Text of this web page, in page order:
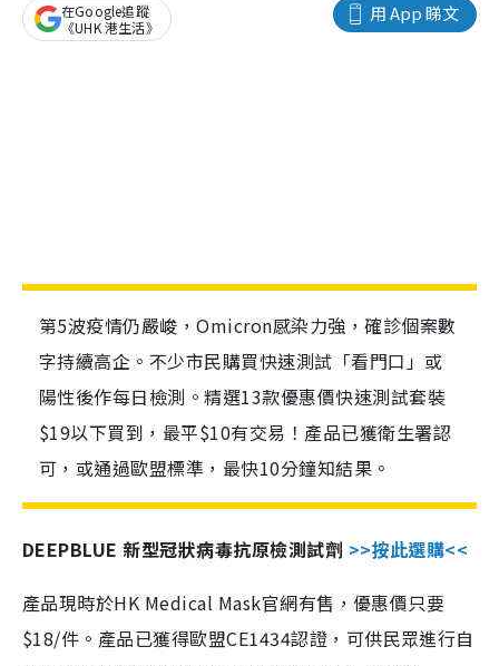
用 App 睇文
在Google追蹤
《UHK 港生活》
第5波疫情仍嚴峻，Omicron感染力強，確診個案數
字持續高企。不少市民購買快速測試「看門口」或
陽性後作每日檢測。精選13款優惠價快速測試套裝
$19以下買到，最平$10有交易！產品已獲衛生署認
可，或通過歐盟標準，最快10分鐘知結果。
DEEPBLUE 新型冠狀病毒抗原檢測試劑 >>按此選購<<
產品現時於HK Medical Mask官網有售，優惠價只要
$18/件。產品已獲得歐盟CE1434認證，可供民眾進行自